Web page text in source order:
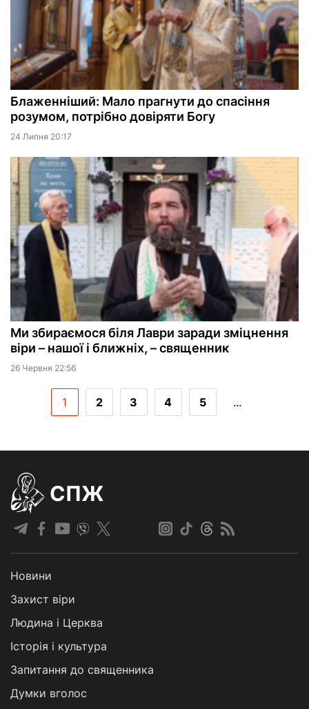
Блаженніший: Мало прагнути до спасіння
розумом, потрібно довіряти Богу
24 Липня 20:17
Ми збираємося біля Лаври заради зміцнення
віри – нашої і ближніх, – священник
26 Червня 22:56
1 2 3 4 5 ...
СПЖ
Новини
Захист віри
Людина і Церква
Історія і культура
Запитання до священника
Думки вголос